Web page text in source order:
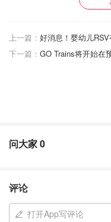
上一篇： 好消息！婴幼儿
下一篇：
问大家0
评论
打开App写评论